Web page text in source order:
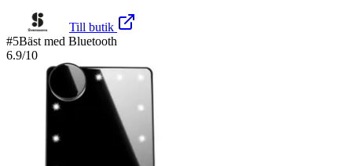
Till butik
#5Bäst med Bluetooth
6.9/10